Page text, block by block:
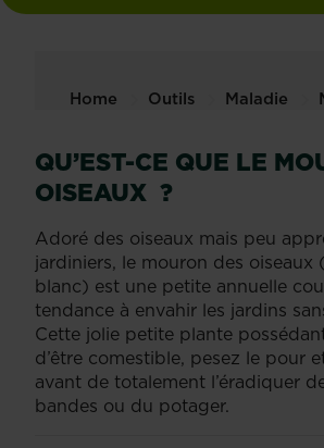
Home Outils Maladie
QU’EST-CE QUE LE
OISEAUX ?
Adoré des oiseaux mais peu
jardiniers, le mouron des oiseaux
blanc) est une petite annuelle
tendance à envahir les jardins
Cette jolie petite plante
d’être comestible, pesez le pour
avant de totalement l’éradiquer
bandes ou du potager.